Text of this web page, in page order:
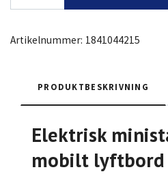
Artikelnummer: 1841044215
PRODUKTBESKRIVNING
Elektrisk
mobilt lyftbord